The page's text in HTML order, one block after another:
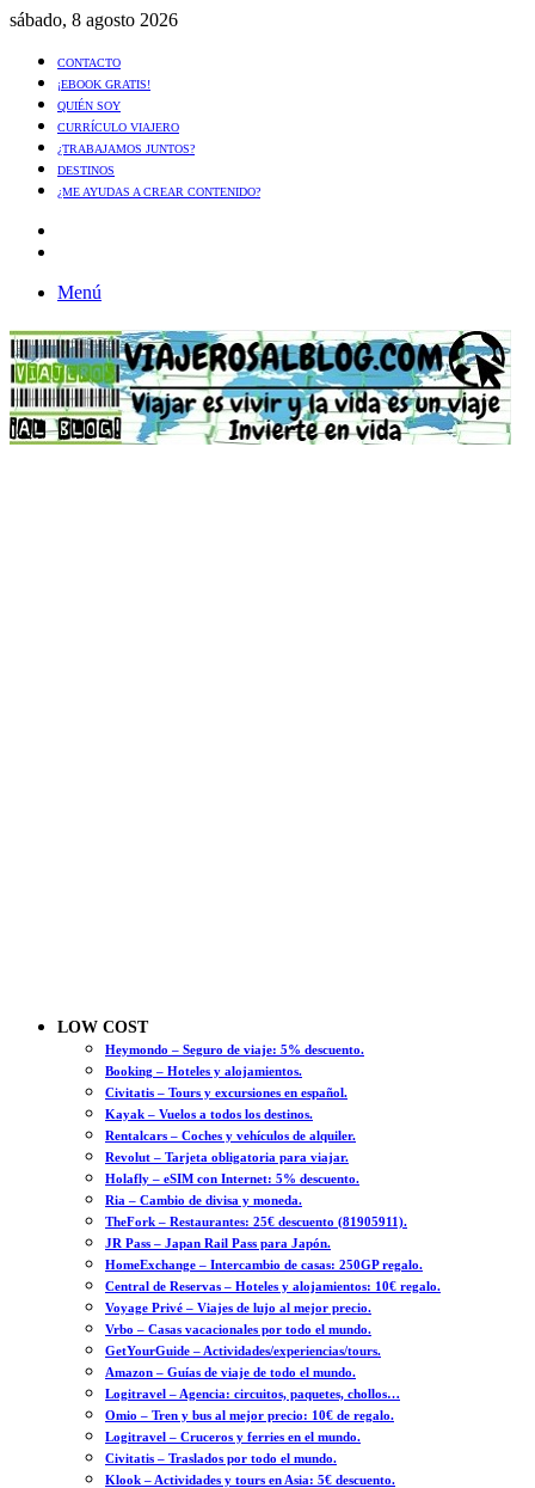
sábado, 8 agosto 2026
CONTACTO
¡EBOOK GRATIS!
QUIÉN SOY
CURRÍCULO VIAJERO
¿TRABAJAMOS JUNTOS?
DESTINOS
¿ME AYUDAS A CREAR CONTENIDO?
Menú
LOW COST
Heymondo – Seguro de viaje: 5% descuento.
Booking – Hoteles y alojamientos.
Civitatis – Tours y excursiones en español.
Kayak – Vuelos a todos los destinos.
Rentalcars – Coches y vehículos de alquiler.
Revolut – Tarjeta obligatoria para viajar.
Holafly – eSIM con Internet: 5% descuento.
Ria – Cambio de divisa y moneda.
TheFork – Restaurantes: 25€ descuento (81905911).
JR Pass – Japan Rail Pass para Japón.
HomeExchange – Intercambio de casas: 250GP regalo.
Central de Reservas – Hoteles y alojamientos: 10€ regalo.
Voyage Privé – Viajes de lujo al mejor precio.
Vrbo – Casas vacacionales por todo el mundo.
GetYourGuide – Actividades/experiencias/tours.
Amazon – Guías de viaje de todo el mundo.
Logitravel – Agencia: circuitos, paquetes, chollos…
Omio – Tren y bus al mejor precio: 10€ de regalo.
Logitravel – Cruceros y ferries en el mundo.
Civitatis – Traslados por todo el mundo.
Klook – Actividades y tours en Asia: 5€ descuento.